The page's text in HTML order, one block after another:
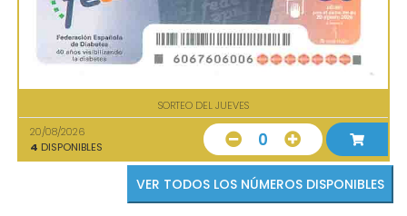
SORTEO DEL JUEVES
20/08/2026
4 DISPONIBLES 0
VER TODOS LOS NÚMEROS DISPONIBLES